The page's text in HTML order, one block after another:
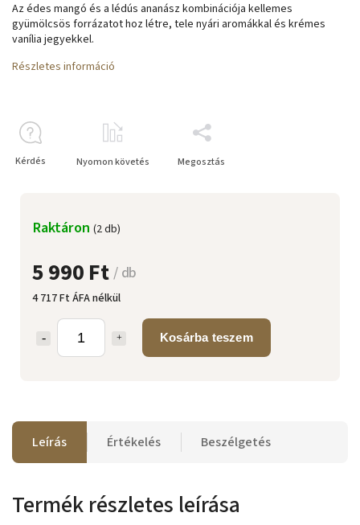
5 990 Ft/ db
4 717 Ft ÁFA nélkül
Kosárba teszem
Raktáron (2 db)
Az édes mangó és a lédús ananász kombinációja kellemes
gyümölcsös forrázatot hoz létre, tele nyári aromákkal és krémes
vanília jegyekkel.
Részletes információ
Kérdés Nyomon követés Megosztás
Leírás Értékelés Beszélgetés
Termék részletes leírása